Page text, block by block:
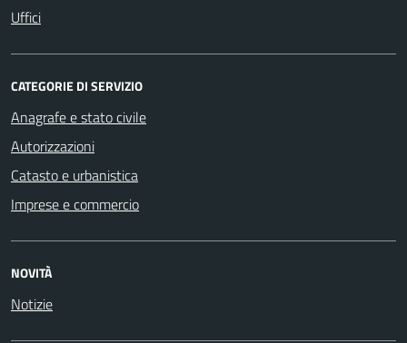
Uffici
CATEGORIE DI SERVIZIO
Anagrafe e stato civile
Autorizzazioni
Catasto e urbanistica
Imprese e commercio
NOVITÀ
Notizie